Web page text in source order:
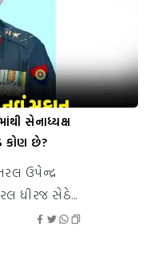
સેનાધ્યક્ષ
કોણ છે?
ઉપેન્દ્ર
ધીરજ સેઠે...